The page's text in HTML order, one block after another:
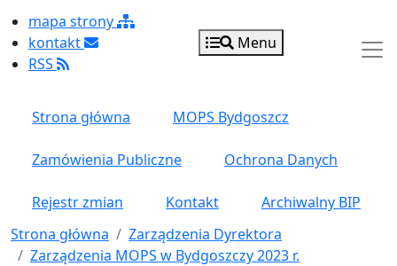
mapa strony
kontakt
RSS
Menu
Strona główna MOPS Bydgoszcz
Zamówienia Publiczne Ochrona Danych
Rejestr zmian Kontakt
Archiwalny BIP
Strona główna
Zarządzenia Dyrektora
Zarządzenia MOPS w Bydgoszczy 2023 r.